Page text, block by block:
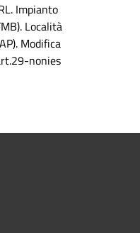
Impianto
Località
Modifica
nonies